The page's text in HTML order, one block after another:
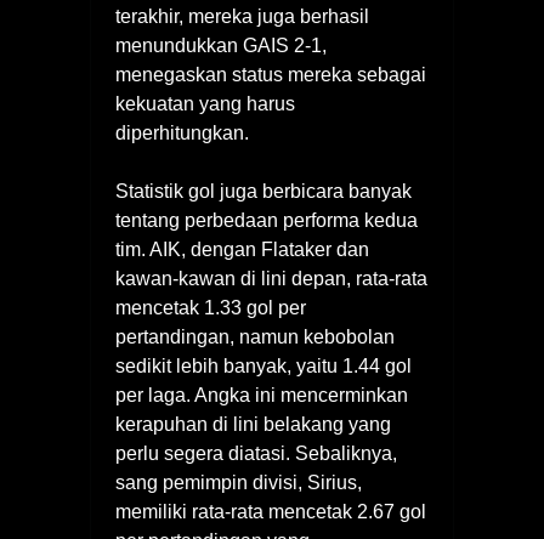
terakhir, mereka juga berhasil
menundukkan GAIS 2-1,
menegaskan status mereka sebagai
kekuatan yang harus
diperhitungkan.
Statistik gol juga berbicara banyak
tentang perbedaan performa kedua
tim. AIK, dengan Flataker dan
kawan-kawan di lini depan, rata-rata
mencetak 1.33 gol per
pertandingan, namun kebobolan
sedikit lebih banyak, yaitu 1.44 gol
per laga. Angka ini mencerminkan
kerapuhan di lini belakang yang
perlu segera diatasi. Sebaliknya,
sang pemimpin divisi, Sirius,
memiliki rata-rata mencetak 2.67 gol